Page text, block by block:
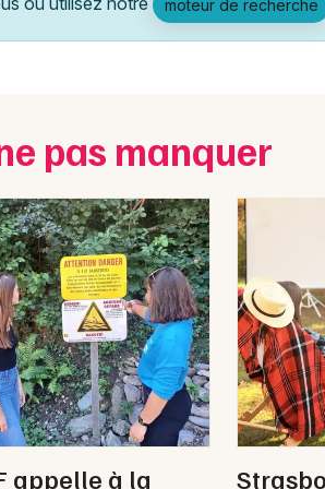
moteur de recherche
pas manquer
appelle à la